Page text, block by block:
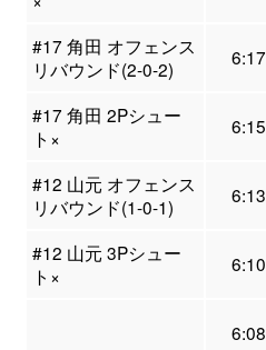
#17 角田 オフェンス
リバウンド(2-0-2)
6:17
#17 角田 2Pシュー
ト×
6:15
#12 山元 オフェンス
リバウンド(1-0-1)
6:13
#12 山元 3Pシュー
ト×
6:10
6:08